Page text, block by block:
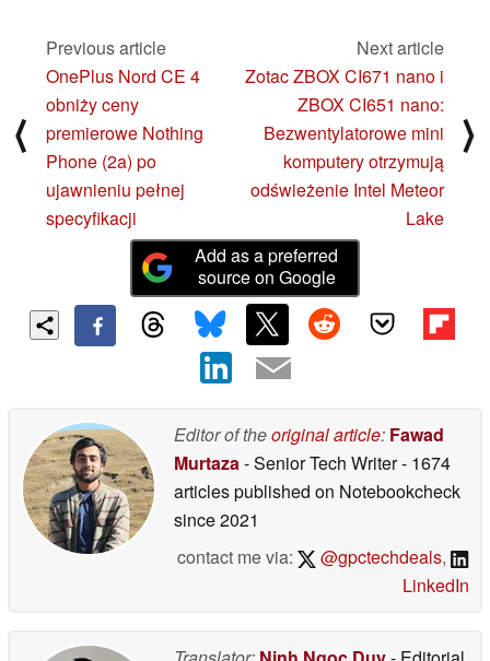
⟨
Previous article
OnePlus Nord CE 4
obniży ceny
premierowe Nothing
Phone (2a) po
ujawnieniu pełnej
specyfikacji
Next article
Zotac ZBOX CI671 nano i
ZBOX CI651 nano:
Bezwentylatorowe mini
komputery otrzymują
odświeżenie Intel Meteor
Lake
⟩
Add as a preferred
source on Google
Editor of theoriginal article: Fawad
Murtaza- Senior Tech Writer- 1674
articles published on Notebookcheck
since 2021
contact me via:
@gpctechdeals,
LinkedIn